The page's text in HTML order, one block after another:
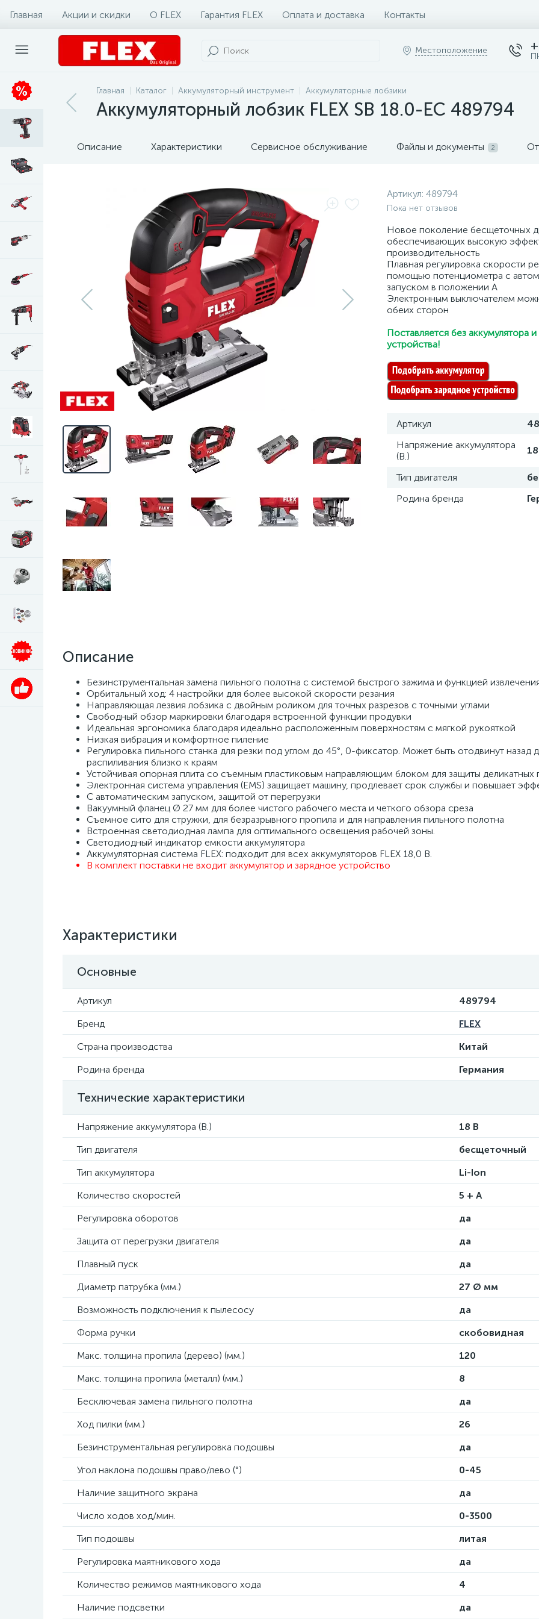
Главная Акции и скидки О FLEX Гарантия FLEX Оплата и доставка Контакты
Местоположение
Главная Каталог Аккумуляторный инструмент Аккумуляторные лобзики
Аккумуляторный лобзик FLEX SB 18.0-EC 489794
Описание Характеристики Сервисное обслуживание Файлы и документы 2
Артикул: 489794
Пока нет отзывов
Новое поколение бесщеточных
обеспечивающих высокую
производительность
Плавная регулировка скорости
помощью потенциометра с
запуском в положении A
Электронным выключателем
обеих сторон
Поставляется без аккумулятора
устройства!
Артикул
Напряжение аккумулятора
(В.)
Тип двигателя
Родина бренда
Описание
Безинструментальная замена пильного полотна с системой быстрого зажима и функцией
Орбитальный ход: 4 настройки для более высокой скорости резания
Направляющая лезвия лобзика с двойным роликом для точных разрезов с точными углами
Свободный обзор маркировки благодаря встроенной функции продувки
Идеальная эргономика благодаря идеально расположенным поверхностям с мягкой рукояткой
Низкая вибрация и комфортное пиление
Регулировка пильного станка для резки под углом до 45°, 0-фиксатор. Может быть отодвинут назад
распиливания близко к краям
Устойчивая опорная плита со съемным пластиковым направляющим блоком для защиты деликатных
Электронная система управления (EMS) защищает машину, продлевает срок службы и повышает
С автоматическим запуском, защитой от перегрузки
Вакуумный фланец Ø 27 мм для более чистого рабочего места и четкого обзора среза
Съемное сито для стружки, для безразрывного пропила и для направления пильного полотна
Встроенная светодиодная лампа для оптимального освещения рабочей зоны.
Светодиодный индикатор емкости аккумулятора
Аккумуляторная система FLEX: подходит для всех аккумуляторов FLEX 18,0 В.
В комплект поставки не входит аккумулятор и зарядное устройство
Характеристики
Основные
Артикул
489794
Бренд
FLEX
Страна производства
Китай
Родина бренда
Германия
Технические характеристики
Напряжение аккумулятора (В.)
18 В
Тип двигателя
бесщеточный
Тип аккумулятора
Li-Ion
Количество скоростей
5 + А
Регулировка оборотов
да
Защита от перегрузки двигателя
да
Плавный пуск
да
Диаметр патрубка (мм.)
27 Ø мм
Возможность подключения к пылесосу
да
Форма ручки
скобовидная
Макс. толщина пропила (дерево) (мм.)
120
Макс. толщина пропила (металл) (мм.)
8
Бесключевая замена пильного полотна
да
Ход пилки (мм.)
26
Безинструментальная регулировка подошвы
да
Угол наклона подошвы право/лево (°)
0-45
Наличие защитного экрана
да
Число ходов ход/мин.
0-3500
Тип подошвы
литая
Регулировка маятникового хода
да
Количество режимов маятникового хода
4
Наличие подсветки
да